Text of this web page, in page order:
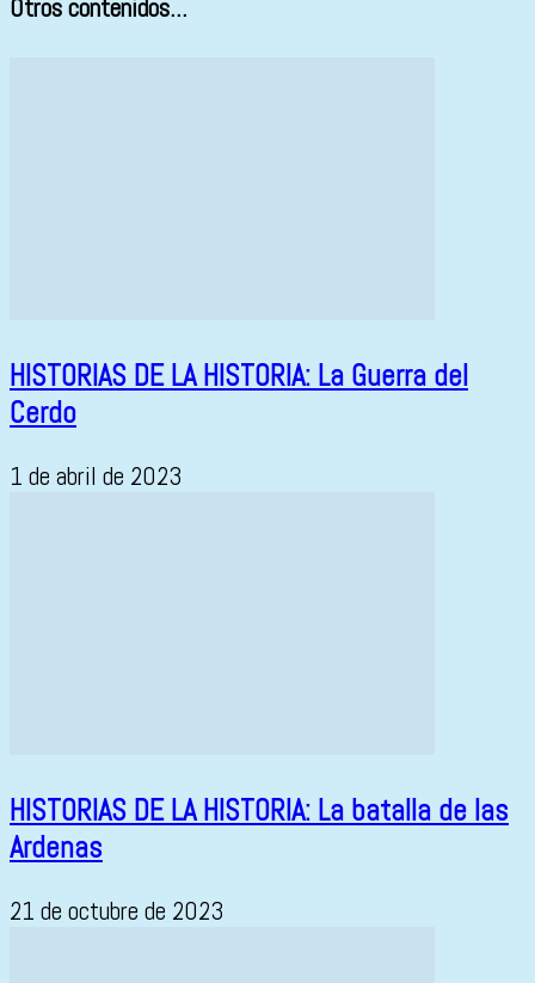
Otros contenidos...
HISTORIAS DE LA HISTORIA: La Guerra del
Cerdo
1 de abril de 2023
HISTORIAS DE LA HISTORIA: La batalla de las
Ardenas
21 de octubre de 2023